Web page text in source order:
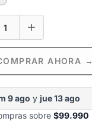
AHORA →
9 ago y jue 13 ago
sobre $99.990